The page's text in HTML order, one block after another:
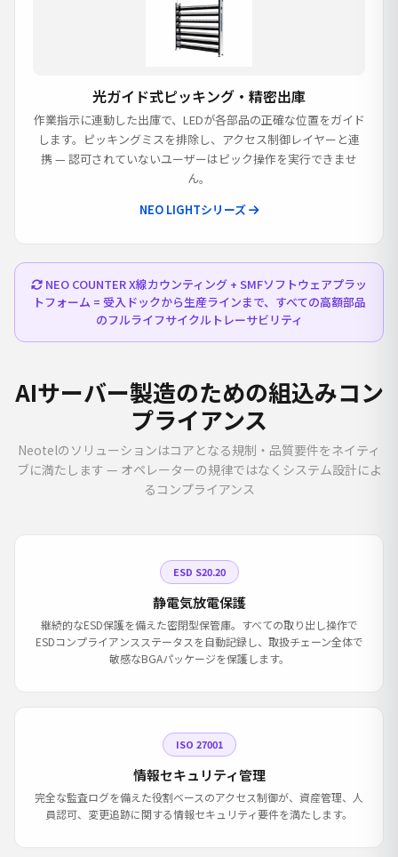
光ガイド式ピッキング・精密出庫
作業指示に連動した出庫で、LEDが各部品の正確な位置をガイド
します。ピッキングミスを排除し、アクセス制御レイヤーと連
携 — 認可されていないユーザーはピック操作を実行できませ
ん。
NEO LIGHTシリーズ
NEO COUNTER X線カウンティング + SMFソフトウェアプラッ
トフォーム = 受入ドックから生産ラインまで、すべての高額部品
のフルライフサイクルトレーサビリティ
AIサーバー製造のための組込みコン
プライアンス
Neotelのソリューションはコアとなる規制・品質要件をネイティ
ブに満たします — オペレーターの規律ではなくシステム設計によ
るコンプライアンス
ESD S20.20
静電気放電保護
継続的なESD保護を備えた密閉型保管庫。すべての取り出し操作で
ESDコンプライアンスステータスを自動記録し、取扱チェーン全体で
敏感なBGAパッケージを保護します。
ISO 27001
情報セキュリティ管理
完全な監査ログを備えた役割ベースのアクセス制御が、資産管理、人
員認可、変更追跡に関する情報セキュリティ要件を満たします。